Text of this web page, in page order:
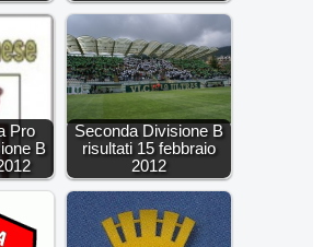
Pro
B
Seconda Divisione B
risultati 15 febbraio
2012